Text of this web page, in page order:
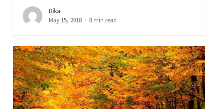
Dika
May 15, 2018
8 min read